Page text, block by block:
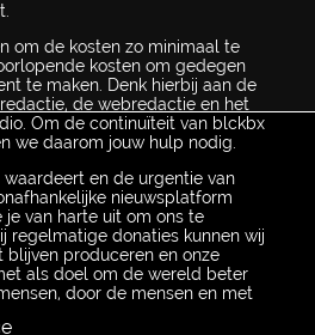
om de kosten zo minimaal te
kosten om gedegen
te maken. Denk hierbij aan de
de webredactie en het
Om de continuïteit van blckbx
we daarom jouw hulp nodig.
en de urgentie van
nieuwsplatform
je van harte uit om ons te
regelmatige donaties kunnen wij
blijven produceren en onze
als doel om de wereld beter
door de mensen en met